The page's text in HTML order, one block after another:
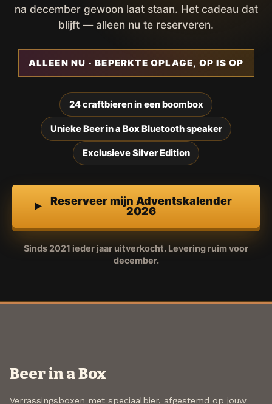
na december gewoon laat staan. Het cadeau dat
blijft — alleen nu te reserveren.
ALLEEN NU · BEPERKTE OPLAGE, OP IS OP
24 craftbieren in een boombox
Unieke Beer in a Box Bluetooth speaker
Exclusieve Silver Edition
Reserveer mijn Adventskalender
2026
Sinds 2021 ieder jaar uitverkocht. Levering ruim voor
december.
Beer in a Box
Verrassingsboxen met speciaalbier, afgestemd op jouw